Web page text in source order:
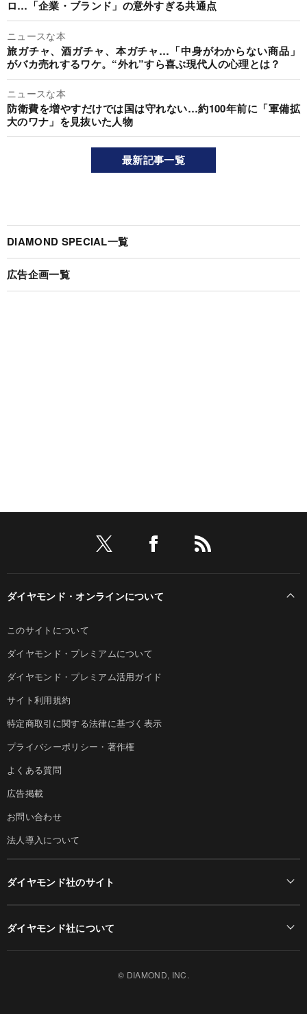
ロ…「企業・ブランド」の意外すぎる共通点
ニュースな本
旅ガチャ、酒ガチャ、本ガチャ…「中身がわからない商品」
がバカ売れするワケ。“外れ”すら喜ぶ現代人の心理とは？
ニュースな本
防衛費を増やすだけでは国は守れない…約100年前に「軍備拡
大のワナ」を見抜いた人物
最新記事一覧
DIAMOND SPECIAL一覧
広告企画一覧
ダイヤモンド・オンラインについて
このサイトについて
ダイヤモンド・プレミアムについて
ダイヤモンド・プレミアム活用ガイド
サイト利用規約
特定商取引に関する法律に基づく表示
プライバシーポリシー・著作権
よくある質問
広告掲載
お問い合わせ
法人導入について
ダイヤモンド社のサイト
ダイヤモンド社について
© DIAMOND, INC.